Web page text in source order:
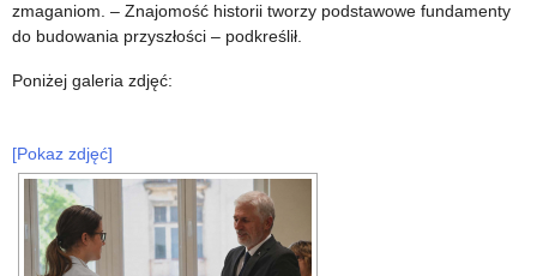
zmaganiom. – Znajomość historii tworzy podstawowe fundamenty
do budowania przyszłości – podkreślił.
Poniżej galeria zdjęć:
[Pokaz zdjęć]